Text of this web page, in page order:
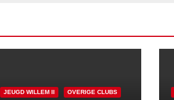
JEUGD WILLEM II OVERIGE CLUBS